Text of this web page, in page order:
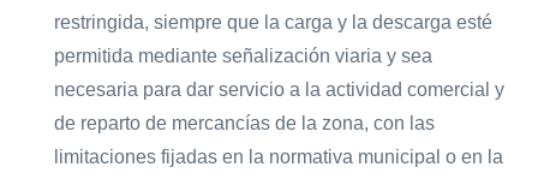
restringida, siempre que la carga y la descarga esté
permitida mediante señalización viaria y sea
necesaria para dar servicio a la actividad comercial y
de reparto de mercancías de la zona, con las
limitaciones fijadas en la normativa municipal o en la